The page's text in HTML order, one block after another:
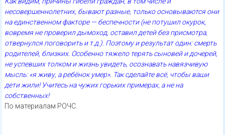
несовершеннолетних, бывают разные, только основываются они
на единственном факторе — беспечности (не потушил окурок,
вовремя не проверил дымоход, оставил детей без присмотра,
отвернулся поговорить и т.д.). Поэтому и результат один: смерть
родителей, близких. Особенно тяжело терять сыновей и дочерей,
не успевших толком и жизнь увидеть, осознавать навязчивую
мысль: «я живу, а ребёнок умер». Так сделайте всё, чтобы ваши
дети жили! Учитесь на чужих горьких примерах, а не на
собственных!
По материалам РОЧС.